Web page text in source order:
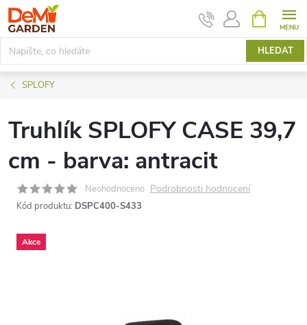
Přejít
na
obsah
HLEDAT
NÁKUPNÍ
KOŠÍK
SPLOFY
Truhlík SPLOFY CASE 39,7
cm - barva: antracit
Neohodnoceno Podrobnosti hodnocení
Kód produktu: DSPC400-S433
Akce